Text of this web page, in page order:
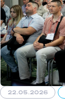
22.05.2026